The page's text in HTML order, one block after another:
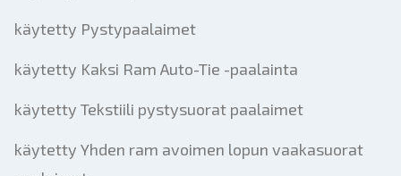
käytetty Pystypaalaimet
käytetty Kaksi Ram Auto-Tie -paalainta
käytetty Tekstiili pystysuorat paalaimet
käytetty Yhden ram avoimen lopun vaakasuorat